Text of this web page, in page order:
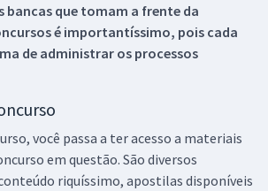
bancas que tomam a frente da
é importantíssimo, pois cada
de administrar os processos
você passa a ter acesso a materiais
em questão. São diversos
riquíssimo, apostilas disponíveis